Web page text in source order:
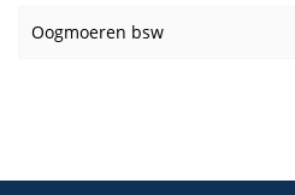
Oogmoeren bsw